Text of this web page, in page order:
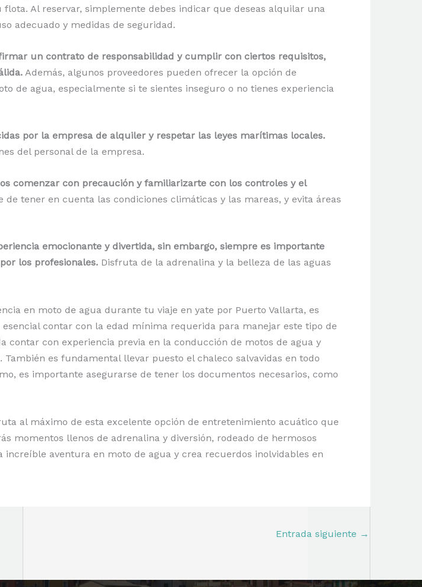
Al reservar, simplemente debes indicar que deseas alquilar una
adecuado y medidas de seguridad.
un contrato de responsabilidad y cumplir con ciertos requisitos,
Además, algunos proveedores pueden ofrecer la opción de
de agua, especialmente si te sientes inseguro o no tienes experiencia
por la empresa de alquiler y respetar las leyes marítimas locales.
del personal de la empresa.
comenzar con precaución y familiarizarte con los controles y el
de tener en cuenta las condiciones climáticas y las mareas, y evita áreas
emocionante y divertida, sin embargo, siempre es importante
los profesionales. Disfruta de la adrenalina y la belleza de las aguas
en moto de agua durante tu viaje en yate por Puerto Vallarta, es
contar con la edad mínima requerida para manejar este tipo de
contar con experiencia previa en la conducción de motos de agua y
es fundamental llevar puesto el chaleco salvavidas en todo
es importante asegurarse de tener los documentos necesarios, como
al máximo de esta excelente opción de entretenimiento acuático que
momentos llenos de adrenalina y diversión, rodeado de hermosos
aventura en moto de agua y crea recuerdos inolvidables en
Entrada siguiente →